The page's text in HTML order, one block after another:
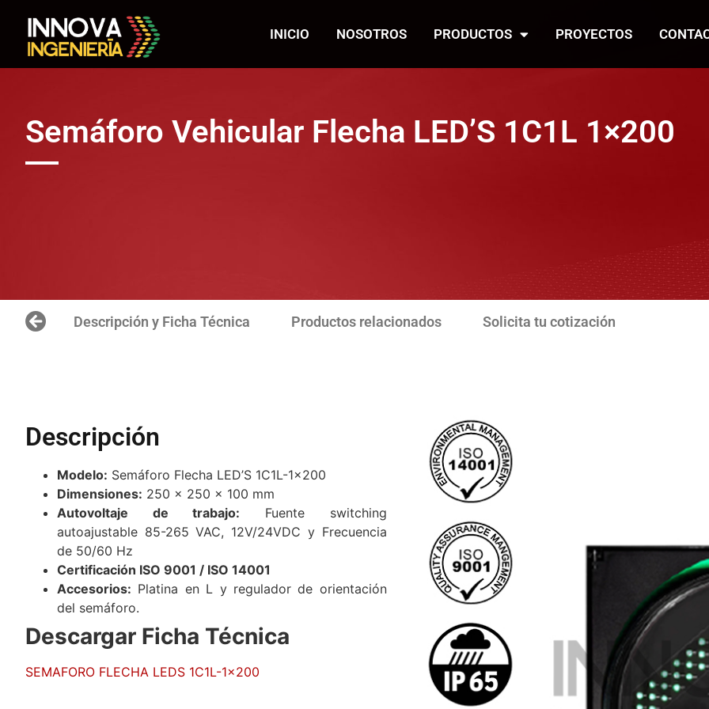
INICIO NOSOTROS PRODUCTOS PROYECTOS
Semáforo Vehicular Flecha LED’S 1C1L 1×200
Descripción y Ficha Técnica Productos relacionados Solicita tu cotización
Descripción
Modelo: Semáforo Flecha LED’S 1C1L-1×200
Dimensiones: 250 x 250 x 100 mm
Autovoltaje de trabajo: Fuente switching
autoajustable 85-265 VAC, 12V/24VDC y Frecuencia
de 50/60 Hz
Certificación ISO 9001 / ISO 14001
Accesorios: Platina en L y regulador de orientación
del semáforo.
Descargar Ficha Técnica
SEMAFORO FLECHA LEDS 1C1L-1×200